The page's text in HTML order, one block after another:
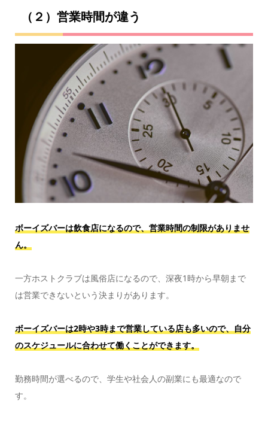
（２） 営業時間が違う
ボーイズバーは飲食店になるので、営業時間の制限がありませ
ん。
一方ホストクラブは風俗店になるので、深夜1時から早朝まで
は営業できないという決まりがあります。
ボーイズバーは2時や3時まで営業している店も多いので、自分
のスケジュールに合わせて働くことができます。
勤務時間が選べるので、学生や社会人の副業にも最適なので
す。